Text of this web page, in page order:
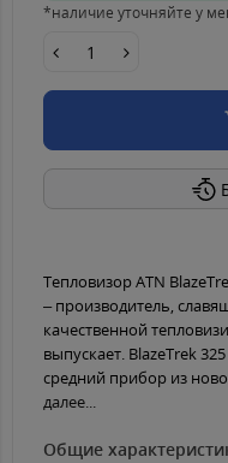
*наличие уточняйте у
Тепловизор ATN
– производитель,
качественной
выпускает. BlazeTrek
средний прибор из
далее...
Общие